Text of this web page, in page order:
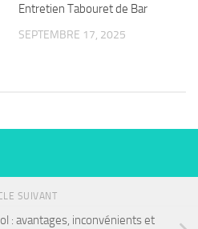
Entretien Tabouret de Bar
SEPTEMBRE 17, 2025
SUIVANT
: avantages, inconvénients et